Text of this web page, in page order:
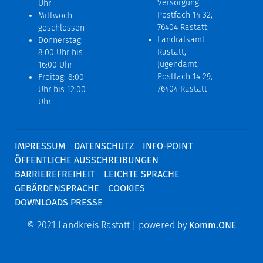
Uhr
Mittwoch:
geschlossen
Donnerstag:
8:00 Uhr bis
16:00 Uhr
Freitag: 8:00
Uhr bis 12:00
Uhr
Versorgung,
Postfach 14 32,
76404 Rastatt;
Landratsamt
Rastatt,
Jugendamt,
Postfach 14 29,
76404 Rastatt
IMPRESSUM DATENSCHUTZ
INFO-POINT
ÖFFENTLICHE AUSSCHREIBUNGEN
BARRIEREFREIHEIT
LEICHTE SPRACHE
GEBÄRDENSPRACHE
COOKIES
DOWNLOADS PRESSE
© 2021 Landkreis Rastatt | powered by Komm.ONE